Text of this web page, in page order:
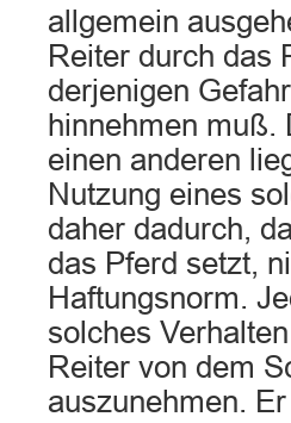
allgemein
Reiter durch das
derjenigen
hinnehmen muß.
einen anderen
Nutzung eines
daher dadurch,
das Pferd setzt,
Haftungsnorm.
solches
Reiter von dem
auszunehmen.